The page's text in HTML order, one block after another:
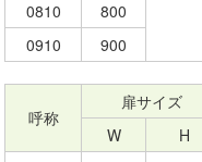
0810
800
0910
900
呼称
扉サイズ
W
H